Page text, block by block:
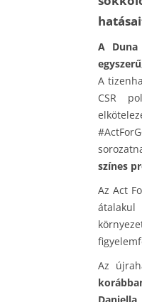
A Duna
A
CSR
színes
Az Act
Az